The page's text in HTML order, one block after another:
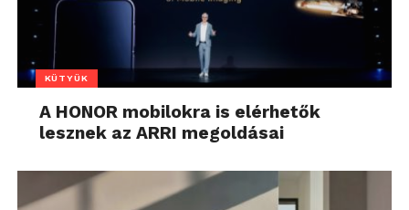
KÜTYÜK
A HONOR mobilokra is elérhetők
lesznek az ARRI megoldásai